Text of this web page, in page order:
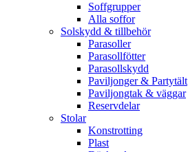
Soffgrupper
Alla soffor
Solskydd & tillbehör
Parasoller
Parasollfötter
Parasollskydd
Paviljonger & Partytält
Paviljongtak & väggar
Reservdelar
Stolar
Konstrotting
Plast